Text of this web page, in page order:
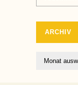
ARCHIV
Archiv